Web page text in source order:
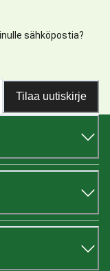
sähköpostia?
Tilaa uutiskirje